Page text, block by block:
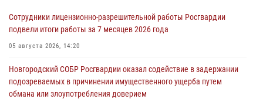
Сотрудники лицензионно-разрешительной работы Росгвардии
подвели итоги работы за 7 месяцев 2026 года
05 августа 2026, 14:20
Новгородский СОБР Росгвардии оказал содействие в задержании
подозреваемых в причинении имущественного ущерба путем
обмана или злоупотребления доверием